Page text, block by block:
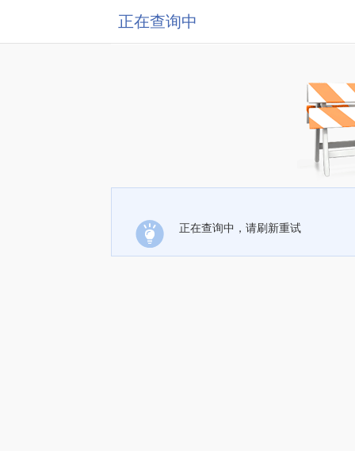
正在查询中
正在查询中，请刷新重试